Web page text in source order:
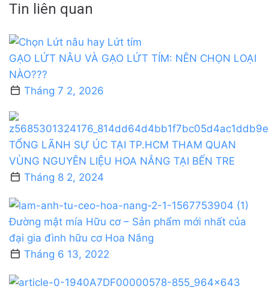
Tin liên quan
GẠO LỨT NÂU VÀ GẠO LỨT TÍM: NÊN CHỌN LOẠI
NÀO???
Tháng 7 2, 2026
TỔNG LÃNH SỰ ÚC TẠI TP.HCM THAM QUAN
VÙNG NGUYÊN LIỆU HOA NẮNG TẠI BẾN TRE
Tháng 8 2, 2024
Đường mật mía Hữu cơ – Sản phẩm mới nhất của
đại gia đình hữu cơ Hoa Nắng
Tháng 6 13, 2022